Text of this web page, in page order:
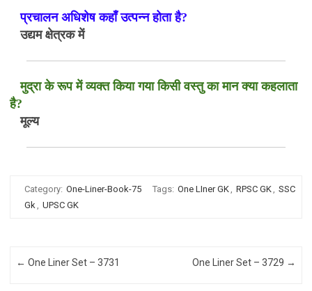
प्रचालन अधिशेष कहाँ उत्पन्न होता है?
उद्यम क्षेत्रक में
मुद्रा के रूप में व्यक्त किया गया किसी वस्तु का मान क्या कहलाता
है?
मूल्य
Category: One-Liner-Book-75 Tags: One LIner GK, RPSC GK, SSC
Gk, UPSC GK
Post navigation
← One Liner Set – 3731 One Liner Set – 3729 →